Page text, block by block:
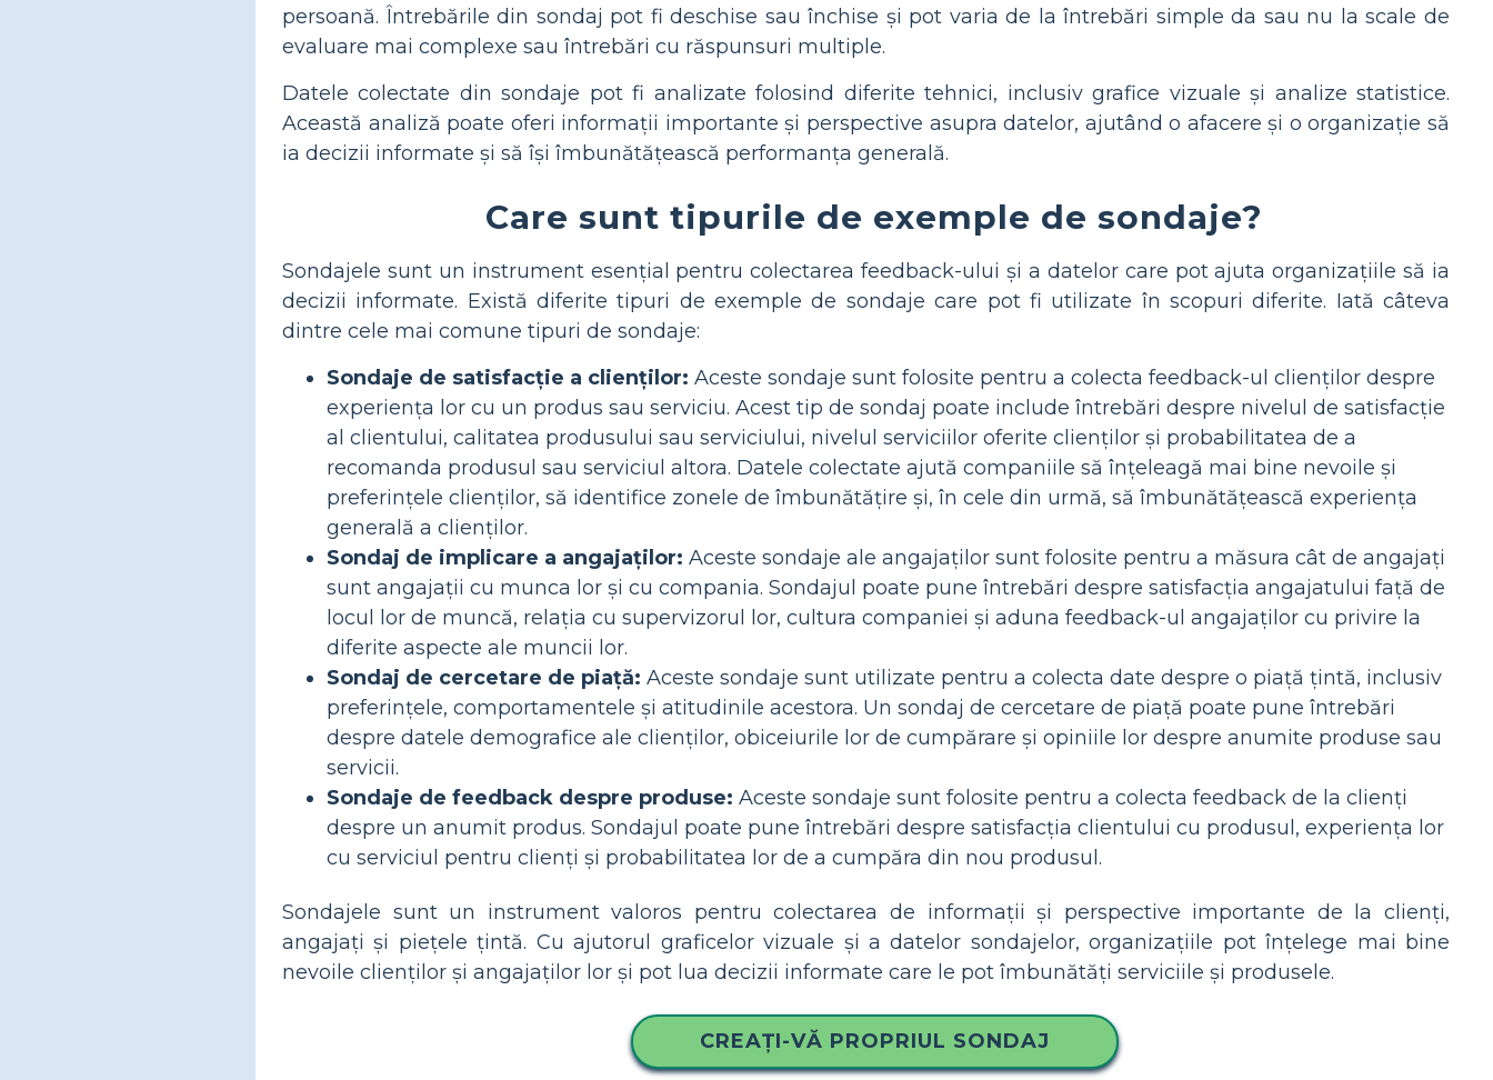
persoană. Întrebările din sondaj pot fi deschise sau închise și pot varia de la întrebări simple da sau nu la scale de
evaluare mai complexe sau întrebări cu răspunsuri multiple.
Datele colectate din sondaje pot fi analizate folosind diferite tehnici, inclusiv grafice vizuale și analize statistice.
Această analiză poate oferi informații importante și perspective asupra datelor, ajutând o afacere și o organizație să
ia decizii informate și să își îmbunătățească performanța generală.
Care sunt tipurile de exemple de sondaje?
Sondajele sunt un instrument esențial pentru colectarea feedback-ului și a datelor care pot ajuta organizațiile să ia
decizii informate. Există diferite tipuri de exemple de sondaje care pot fi utilizate în scopuri diferite. Iată câteva
dintre cele mai comune tipuri de sondaje:
Sondaje de satisfacție a clienților: Aceste sondaje sunt folosite pentru a colecta feedback-ul clienților despre
experiența lor cu un produs sau serviciu. Acest tip de sondaj poate include întrebări despre nivelul de satisfacție
al clientului, calitatea produsului sau serviciului, nivelul serviciilor oferite clienților și probabilitatea de a
recomanda produsul sau serviciul altora. Datele colectate ajută companiile să înțeleagă mai bine nevoile și
preferințele clienților, să identifice zonele de îmbunătățire și, în cele din urmă, să îmbunătățească experiența
generală a clienților.
Sondaj de implicare a angajaților: Aceste sondaje ale angajaților sunt folosite pentru a măsura cât de angajați
sunt angajații cu munca lor și cu compania. Sondajul poate pune întrebări despre satisfacția angajatului față de
locul lor de muncă, relația cu supervizorul lor, cultura companiei și aduna feedback-ul angajaților cu privire la
diferite aspecte ale muncii lor.
Sondaj de cercetare de piață: Aceste sondaje sunt utilizate pentru a colecta date despre o piață țintă, inclusiv
preferințele, comportamentele și atitudinile acestora. Un sondaj de cercetare de piață poate pune întrebări
despre datele demografice ale clienților, obiceiurile lor de cumpărare și opiniile lor despre anumite produse sau
servicii.
Sondaje de feedback despre produse: Aceste sondaje sunt folosite pentru a colecta feedback de la clienți
despre un anumit produs. Sondajul poate pune întrebări despre satisfacția clientului cu produsul, experiența lor
cu serviciul pentru clienți și probabilitatea lor de a cumpăra din nou produsul.
Sondajele sunt un instrument valoros pentru colectarea de informații și perspective importante de la clienți,
angajați și piețele țintă. Cu ajutorul graficelor vizuale și a datelor sondajelor, organizațiile pot înțelege mai bine
nevoile clienților și angajaților lor și pot lua decizii informate care le pot îmbunătăți serviciile și produsele.
CREAȚI-VĂ PROPRIUL SONDAJ